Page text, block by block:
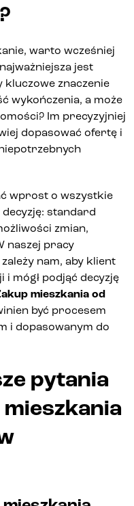
warto wcześniej
jest
kluczowe znaczenie
wykończenia, a może
Im precyzyjniej
dopasować ofertę i
wprost o wszystkie
standard
zmian,
naszej pracy
nam, aby klient
i mógł podjąć decyzję
mieszkania od
być procesem
i dopasowanym do
pytania